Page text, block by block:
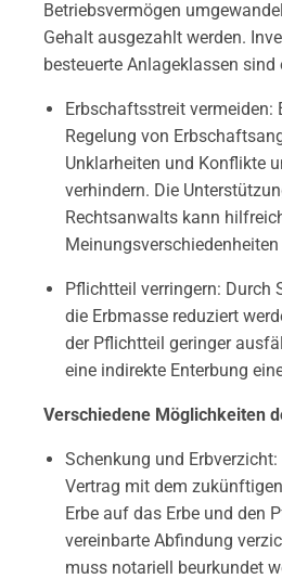
Betriebsvermögen
Gehalt ausgezahlt werden.
besteuerte Anlageklassen
Erbschaftsstreit vermeiden:
Regelung von
Unklarheiten und Konflikte
verhindern. Die
Rechtsanwalts kann
Pflichtteil verringern: Durch
die Erbmasse reduziert
der Pflichtteil geringer
eine indirekte Enterbung
Verschiedene Möglichkeiten
Schenkung und Erbverzicht:
Vertrag mit dem
Erbe auf das Erbe und den
vereinbarte Abfindung
muss notariell beurkundet